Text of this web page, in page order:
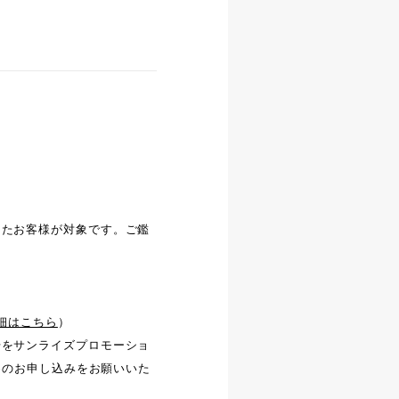
お客様が対象です。ご鑑
はこちら ）
サンライズプロモーショ
お申し込みをお願いいた